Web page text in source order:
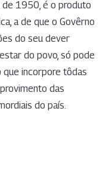
de 1950, é o produto
a de que o Govêrno
do seu dever
do povo, só pode
que incorpore tôdas
das
do país.